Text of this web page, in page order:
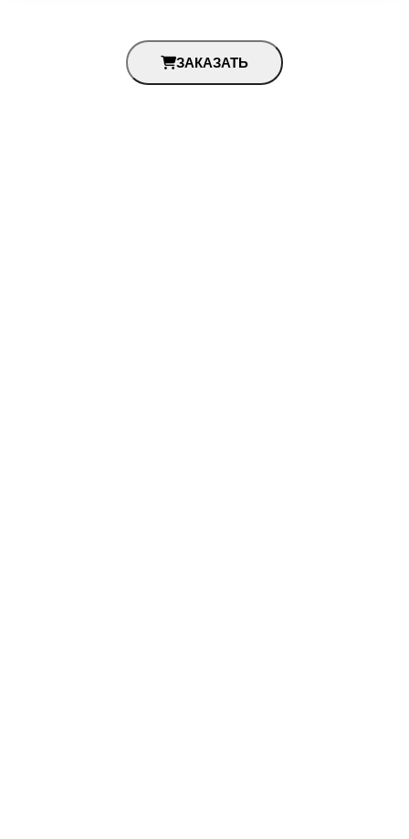
ЗАКАЗАТЬ